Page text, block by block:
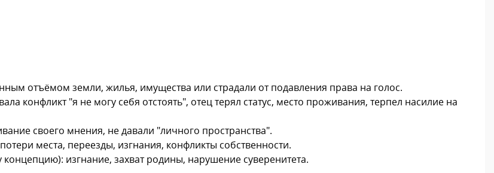
отъёмом земли, жилья, имущества или страдали от подавления права на голос.
конфликт "я не могу себя отстоять", отец терял статус, место проживания, терпел насилие на
своего мнения, не давали "личного пространства".
места, переезды, изгнания, конфликты собственности.
изгнание, захват родины, нарушение суверенитета.